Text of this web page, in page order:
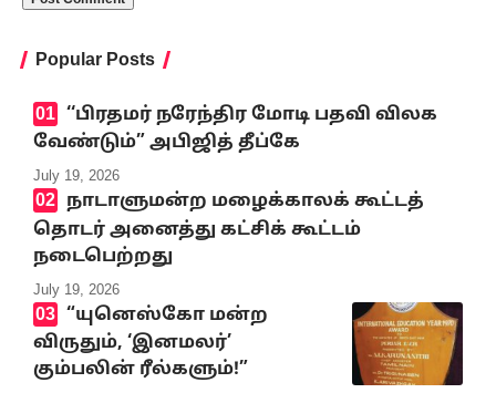
Popular Posts
‘‘பிரதமர் நரேந்திர மோடி பதவி விலக
வேண்டும்” அபிஜித் தீப்கே
July 19, 2026
நாடாளுமன்ற மழைக்காலக் கூட்டத்
தொடர் அனைத்து கட்சிக் கூட்டம்
நடைபெற்றது
July 19, 2026
“யுனெஸ்கோ மன்ற
விருதும், ‘இனமலர்’
கும்பலின் ரீல்களும்!”